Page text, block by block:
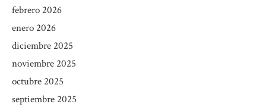
febrero 2026
enero 2026
diciembre 2025
noviembre 2025
octubre 2025
septiembre 2025